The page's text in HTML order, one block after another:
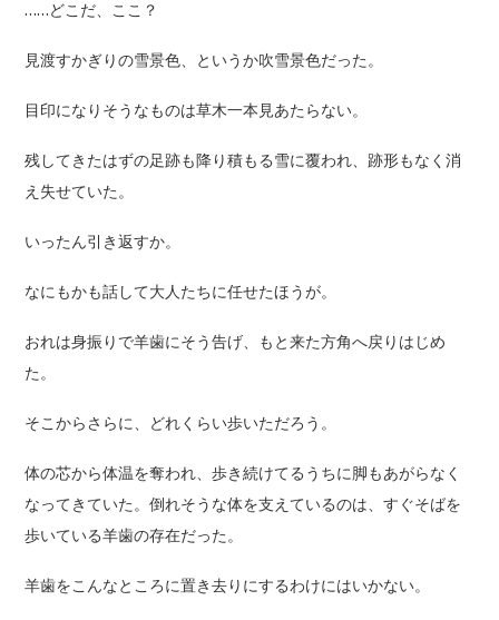
……どこだ、ここ？
見渡すかぎりの雪景色、というか吹雪景色だった。
目印になりそうなものは草木一本見あたらない。
残してきたはずの足跡も降り積もる雪に覆われ、跡形もなく消
え失せていた。
いったん引き返すか。
なにもかも話して大人たちに任せたほうが。
おれは身振りで羊歯にそう告げ、もと来た方角へ戻りはじめ
た。
そこからさらに、どれくらい歩いただろう。
体の芯から体温を奪われ、歩き続けてるうちに脚もあがらなく
なってきていた。倒れそうな体を支えているのは、すぐそばを
歩いている羊歯の存在だった。
羊歯をこんなところに置き去りにするわけにはいかない。